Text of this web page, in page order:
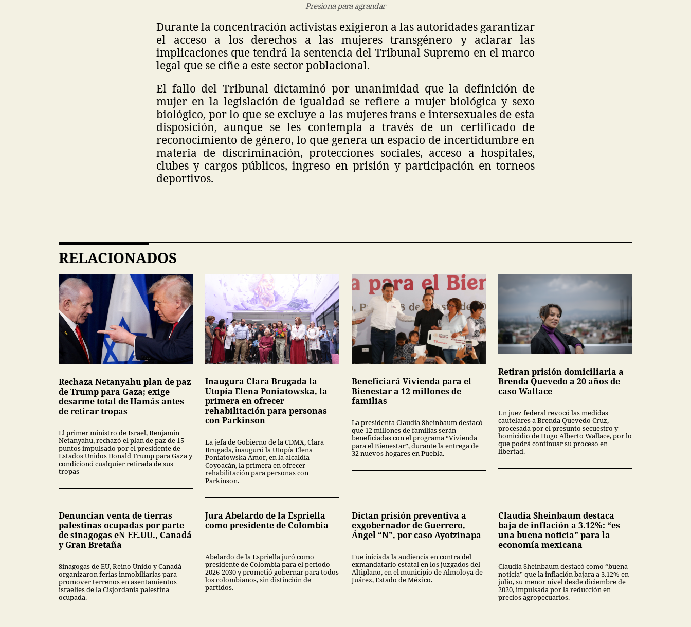
Presiona para agrandar
Durante la concentración activistas exigieron a las autoridades garantizar
el acceso a los derechos a las mujeres transgénero y aclarar las
implicaciones que tendrá la sentencia del Tribunal Supremo en el marco
legal que se ciñe a este sector poblacional.
El fallo del Tribunal dictaminó por unanimidad que la definición de
mujer en la legislación de igualdad se refiere a mujer biológica y sexo
biológico, por lo que se excluye a las mujeres trans e intersexuales de esta
disposición, aunque se les contempla a través de un certificado de
reconocimiento de género, lo que genera un espacio de incertidumbre en
materia de discriminación, protecciones sociales, acceso a hospitales,
clubes y cargos públicos, ingreso en prisión y participación en torneos
deportivos.
RELACIONADOS
Rechaza Netanyahu plan de paz
de Trump para Gaza; exige
desarme total de Hamás antes
de retirar tropas
El primer ministro de Israel, Benjamin
Netanyahu, rechazó el plan de paz de 15
puntos impulsado por el presidente de
Estados Unidos Donald Trump para Gaza y
condicionó cualquier retirada de sus
tropas
Inaugura Clara Brugada la
Utopía Elena Poniatowska, la
primera en ofrecer
rehabilitación para personas
con Parkinson
La jefa de Gobierno de la CDMX, Clara
Brugada, inauguró la Utopía Elena
Poniatowska Amor, en la alcaldía
Coyoacán, la primera en ofrecer
rehabilitación para personas con
Parkinson.
Beneficiará Vivienda para el
Bienestar a 12 millones de
familias
La presidenta Claudia Sheinbaum destacó
que 12 millones de familias serán
beneficiadas con el programa “Vivienda
para el Bienestar”, durante la entrega de
32 nuevos hogares en Puebla.
Retiran prisión domiciliaria a
Brenda Quevedo a 20 años de
caso Wallace
Un juez federal revocó las medidas
cautelares a Brenda Quevedo Cruz,
procesada por el presunto secuestro y
homicidio de Hugo Alberto Wallace, por lo
que podrá continuar su proceso en
libertad.
Denuncian venta de tierras
palestinas ocupadas por parte
de sinagogas eN EE.UU., Canadá
y Gran Bretaña
Sinagogas de EU, Reino Unido y Canadá
organizaron ferias inmobiliarias para
promover terrenos en asentamientos
israelíes de la Cisjordania palestina
ocupada.
Jura Abelardo de la Espriella
como presidente de Colombia
Abelardo de la Espriella juró como
presidente de Colombia para el periodo
2026-2030 y prometió gobernar para todos
los colombianos, sin distinción de
partidos.
Dictan prisión preventiva a
exgobernador de Guerrero,
Ángel “N”, por caso Ayotzinapa
Fue iniciada la audiencia en contra del
exmandatario estatal en los juzgados del
Altiplano, en el municipio de Almoloya de
Juárez, Estado de México.
Claudia Sheinbaum destaca
baja de inflación a 3.12%: “es
una buena noticia” para la
economía mexicana
Claudia Sheinbaum destacó como “buena
noticia” que la inflación bajara a 3.12% en
julio, su menor nivel desde diciembre de
2020, impulsada por la reducción en
precios agropecuarios.